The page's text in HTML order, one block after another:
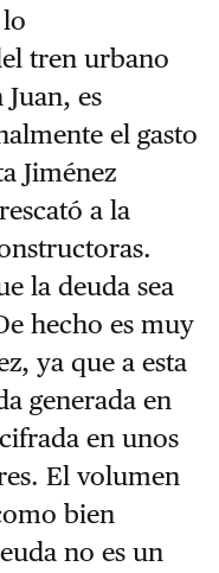
tren urbano
es
el gasto
Jiménez
a la
la deuda sea
hecho es muy
ya que a esta
generada en
en unos
El volumen
bien
no es un